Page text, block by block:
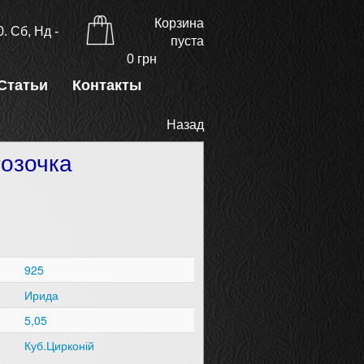
Сб, Нд -
Корзина
пуста
0 грн
Контакты
Назад
925
Ирида
5,05
Куб.Цирконій